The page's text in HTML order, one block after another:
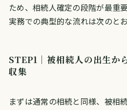
ため、相続人確定の段階が最重
実務での典型的な流れは次のとお
STEP1｜被相続人の出生か
収集
まずは通常の相続と同様、被相